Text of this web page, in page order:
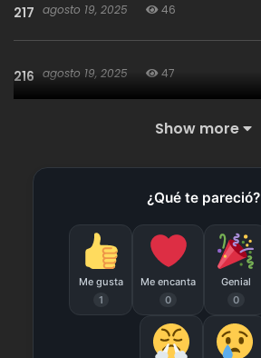
217 agosto 19, 2025 46
216 agosto 19, 2025 47
41
46
agosto 19, 2025 46
46
Show more
¿Qué te pareció?
Me gusta
1
Me encanta
0
Genial
0